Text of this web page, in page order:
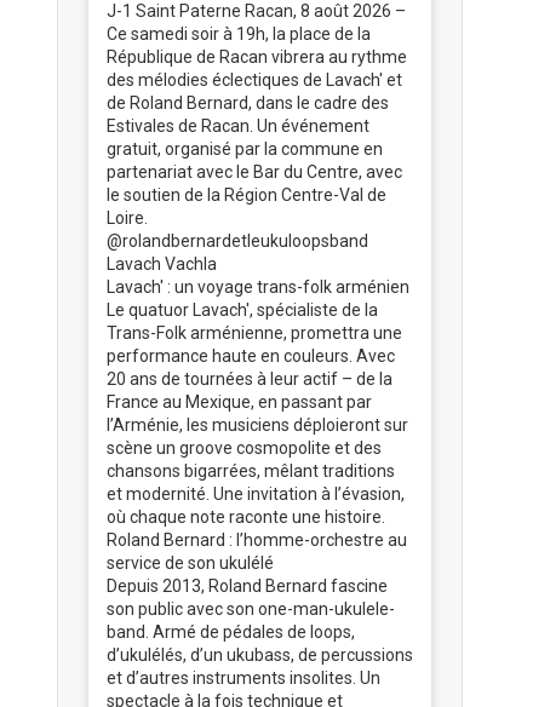
J-1 Saint Paterne Racan, 8 août 2026 –
Ce samedi soir à 19h, la place de la
République de Racan vibrera au rythme
des mélodies éclectiques de Lavach' et
de Roland Bernard, dans le cadre des
Estivales de Racan. Un événement
gratuit, organisé par la commune en
partenariat avec le Bar du Centre, avec
le soutien de la Région Centre-Val de
Loire.
@rolandbernardetleukuloopsband
Lavach Vachla
Lavach' : un voyage trans-folk arménien
Le quatuor Lavach', spécialiste de la
Trans-Folk arménienne, promettra une
performance haute en couleurs. Avec
20 ans de tournées à leur actif – de la
France au Mexique, en passant par
l’Arménie, les musiciens déploieront sur
scène un groove cosmopolite et des
chansons bigarrées, mêlant traditions
et modernité. Une invitation à l’évasion,
où chaque note raconte une histoire.
Roland Bernard : l’homme-orchestre au
service de son ukulélé
Depuis 2013, Roland Bernard fascine
son public avec son one-man-ukulele-
band. Armé de pédales de loops,
d’ukulélés, d’un ukubass, de percussions
et d’autres instruments insolites. Un
spectacle à la fois technique et